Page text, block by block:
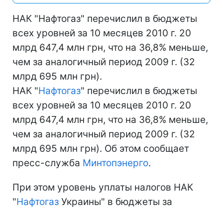
НАК "Нафтогаз" перечислил в бюджеты
всех уровней за 10 месяцев 2010 г. 20
млрд 647,4 млн грн, что на 36,8% меньше,
чем за аналогичный период 2009 г. (32
млрд 695 млн грн).
НАК "Нафтогаз" перечислил в бюджеты
всех уровней за 10 месяцев 2010 г. 20
млрд 647,4 млн грн, что на 36,8% меньше,
чем за аналогичный период 2009 г. (32
млрд 695 млн грн). Об этом сообщает
пресс-служба Минтопэнерго.
При этом уровень уплаты налогов НАК
"Нафтогаз Украины" в бюджеты за